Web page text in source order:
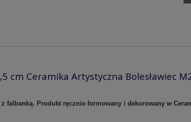
cm Ceramika Artystyczna Bolesławiec
falbanką. Produkt ręcznie formowany i dekorowany w